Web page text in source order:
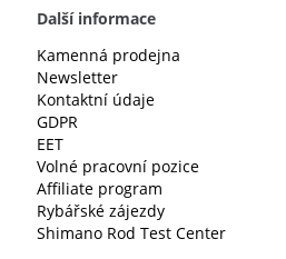
Další informace
Kamenná prodejna
Newsletter
Kontaktní údaje
GDPR
EET
Volné pracovní pozice
Affiliate program
Rybářské zájezdy
Shimano Rod Test Center